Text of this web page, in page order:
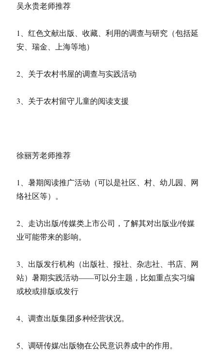
吴永贵老师推荐
1、红色文献出版、收藏、利用的调查与研究（包括延
安、瑞金、上海等地）
2、关于农村书屋的调查与实践活动
3、关于农村留守儿童的阅读支援
徐丽芳老师推荐
1、暑期阅读推广活动（可以是社区、村、幼儿园、网
络社区等）。
2、走访出版/传媒类上市公司，了解其对出版业/传媒
业可能带来的影响。
3、出版发行机构（出版社、报社、杂志社、书店、网
站）暑期实践活动——可以分主题，比如重点实习编
或校或排版或发行
4、调查出版集团多种经营状况。
5、调研传媒/出版物在公民意识养成中的作用。